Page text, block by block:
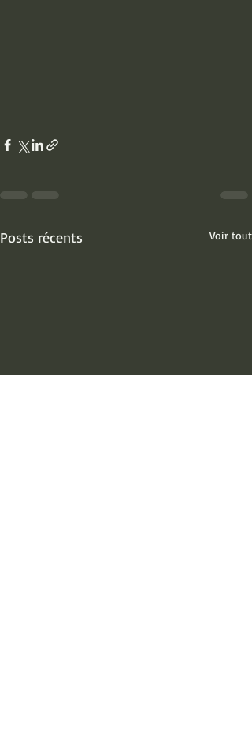
Posts récents Voir tout